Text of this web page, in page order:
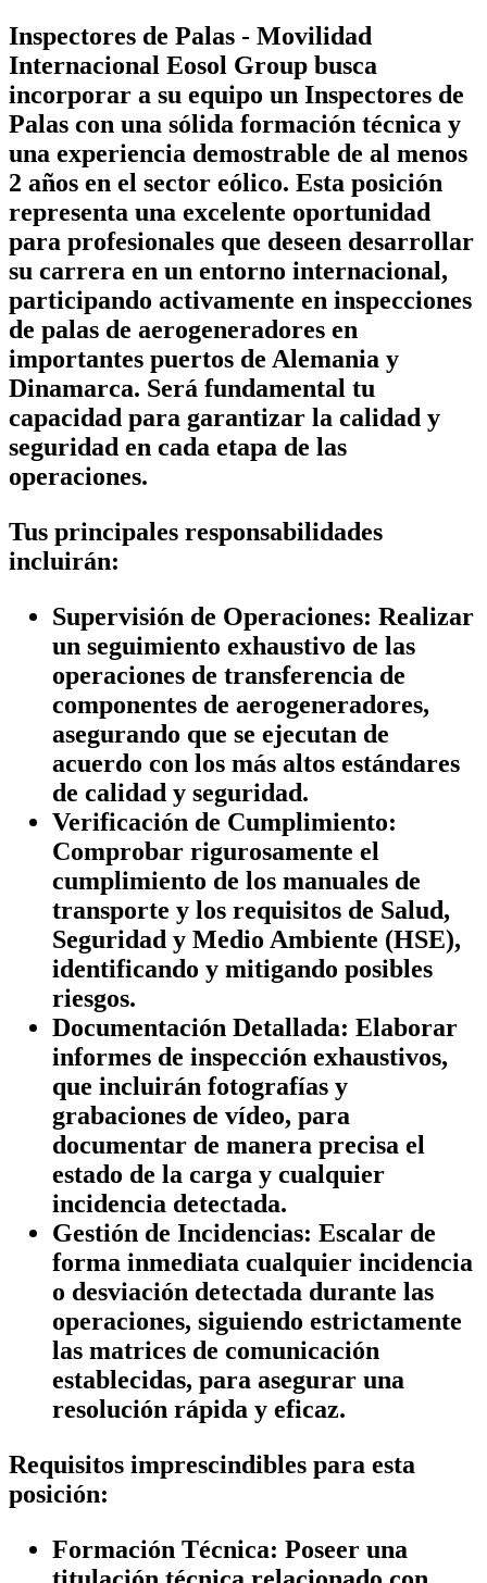
Inspectores de Palas - Movilidad
Internacional Eosol Group busca
incorporar a su equipo un Inspectores de
Palas con una sólida formación técnica y
una experiencia demostrable de al menos
2 años en el sector eólico. Esta posición
representa una excelente oportunidad
para profesionales que deseen desarrollar
su carrera en un entorno internacional,
participando activamente en inspecciones
de palas de aerogeneradores en
importantes puertos de Alemania y
Dinamarca. Será fundamental tu
capacidad para garantizar la calidad y
seguridad en cada etapa de las
operaciones.
Tus principales responsabilidades
incluirán:
Supervisión de Operaciones: Realizar
un seguimiento exhaustivo de las
operaciones de transferencia de
componentes de aerogeneradores,
asegurando que se ejecutan de
acuerdo con los más altos estándares
de calidad y seguridad.
Verificación de Cumplimiento:
Comprobar rigurosamente el
cumplimiento de los manuales de
transporte y los requisitos de Salud,
Seguridad y Medio Ambiente (HSE),
identificando y mitigando posibles
riesgos.
Documentación Detallada: Elaborar
informes de inspección exhaustivos,
que incluirán fotografías y
grabaciones de vídeo, para
documentar de manera precisa el
estado de la carga y cualquier
incidencia detectada.
Gestión de Incidencias: Escalar de
forma inmediata cualquier incidencia
o desviación detectada durante las
operaciones, siguiendo estrictamente
las matrices de comunicación
establecidas, para asegurar una
resolución rápida y eficaz.
Requisitos imprescindibles para esta
posición:
Formación Técnica: Poseer una